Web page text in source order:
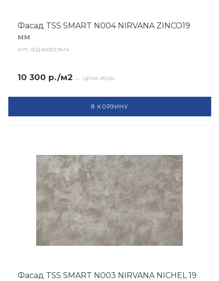
Фасад TSS SMART N004 NIRVANA ZINCO19
мм
АРТ.ФД400029414
10 300 р./м2 — ЦЕНА РОЗН.
В КОРЗИНУ
Фасад TSS SMART N003 NIRVANA NICHEL 19